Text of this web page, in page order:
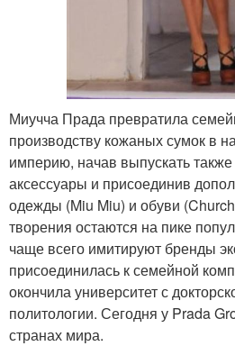
Миучча Прада превратила
производству кожаных сумок в
империю, начав выпускать
аксессуары и присоединив
одежды (Miu Miu) и обуви
творения остаются на пике
чаще всего имитируют бренды
присоединилась к семейной
окончила университет с
политологии. Сегодня у Prada
странах мира.